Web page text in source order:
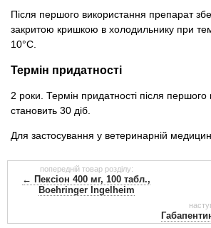
Після першого використання препарат
закритою кришкою в холодильнику при
10°C.
Термін придатності
2 роки. Термін придатності після
становить 30 діб.
Для застосування у ветеринарній
попередній товар розділу:
← Пексіон 400 мг, 100 табл.,
Boehringer Ingelheim